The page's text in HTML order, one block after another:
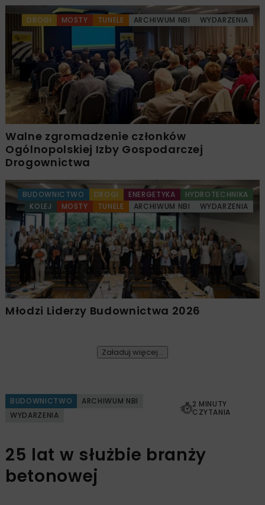
DROGI MOSTY TUNELE ARCHIWUM NBI WYDARZENIA
Walne zgromadzenie członków
Ogólnopolskiej Izby Gospodarczej
Drogownictwa
BUDOWNICTWO DROGI ENERGETYKA
HYDROTECHNIKA
KOLEJ
MOSTY TUNELE ARCHIWUM NBI WYDARZENIA
Młodzi Liderzy Budownictwa 2026
Załaduj więcej...
BUDOWNICTWO
ARCHIWUM NBI
WYDARZENIA
2 MINUTY
CZYTANIA
25 lat w służbie branży
betonowej